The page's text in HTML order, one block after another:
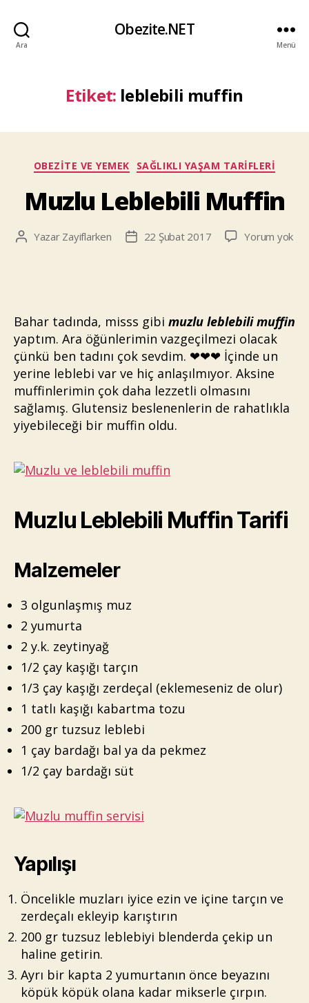
Ara
Obezite.NET
Menü
Etiket: leblebili muffin
Kategoriler
OBEZITE VE YEMEK SAĞLIKLI YAŞAM TARIFLERI
Muzlu Leblebili Muffin
Yazının
Yazar Zayiflarken
Yazı22 Şubat 2017 Yorum yok
Bahar tadında, misss gibi muzlu leblebili muffin
yaptım. Ara öğünlerimin vazgeçilmezi olacak
çünkü ben tadını çok sevdim. ❤❤❤ İçinde un
yerine leblebi var ve hiç anlaşılmıyor. Aksine
muffinlerimin çok daha lezzetli olmasını
sağlamış. Glutensiz beslenenlerin de rahatlıkla
yiyebileceği bir muffin oldu.
Muzlu Leblebili Muffin Tarifi
Malzemeler
3 olgunlaşmış muz
2 yumurta
2 y.k. zeytinyağ
1/2 çay kaşığı tarçın
1/3 çay kaşığı zerdeçal (eklemeseniz de olur)
1 tatlı kaşığı kabartma tozu
200 gr tuzsuz leblebi
1 çay bardağı bal ya da pekmez
1/2 çay bardağı süt
Yapılışı
Öncelikle muzları iyice ezin ve içine tarçın ve
zerdeçalı ekleyip karıştırın
200 gr tuzsuz leblebiyi blenderda çekip un
haline getirin.
Ayrı bir kapta 2 yumurtanın önce beyazını
köpük köpük olana kadar mikserle çırpın.